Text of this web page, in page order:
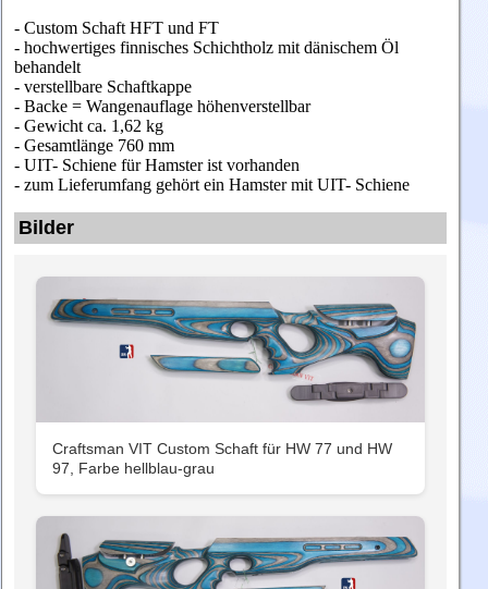
- Custom Schaft HFT und FT
- hochwertiges finnisches Schichtholz mit dänischem Öl
behandelt
- verstellbare Schaftkappe
- Backe = Wangenauflage höhenverstellbar
- Gewicht ca. 1,62 kg
- Gesamtlänge 760 mm
- UIT- Schiene für Hamster ist vorhanden
- zum Lieferumfang gehört ein Hamster mit UIT- Schiene
Bilder
Craftsman VIT Custom Schaft für HW 77 und HW
97, Farbe hellblau-grau